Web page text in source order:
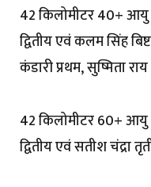
42 किलोमीटर 40+ आयु
द्वितीय एवं कलम सिंह
कंडारी प्रथम, सुष्मिता
42 किलोमीटर 60+ आयु
द्वितीय एवं सतीश चंद्रा